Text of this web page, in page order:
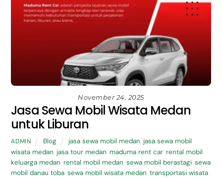
November 24, 2025
Jasa Sewa Mobil Wisata Medan
untuk Liburan
ADMIN Blog jasa sewa mobil medan jasa sewa mobil
wisata medan jasa tour medan maduma rent car rental mobil
keluarga medan rental mobil medan ,sewa mobil berastagi ,sewa
mobil danau toba ,sewa mobil wisata medan ,transportasi wisata